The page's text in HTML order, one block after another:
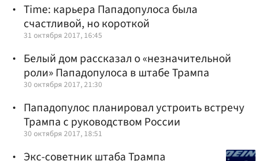
Time: карьера Пападопулоса была
счастливой, но короткой
31 октября 2017, 16:45
Белый дом рассказал о «незначительной
роли» Пападопулоса в штабе Трампа
30 октября 2017, 21:30
Пападопулос планировал устроить встречу
Трампа с руководством России
30 октября 2017, 18:51
Экс-советник штаба Трампа